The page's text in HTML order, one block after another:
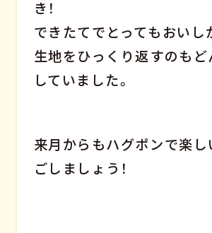
き！
できたてでとってもおいし
生地をひっくり返すのもど
していました。
来月からもハグポンで楽
ごしましょう！